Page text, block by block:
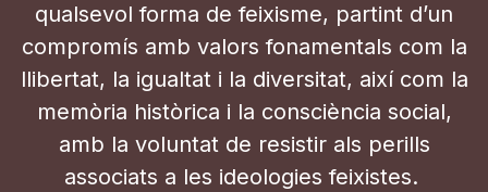
qualsevol forma de feixisme, partint d’un
compromís amb valors fonamentals com la
llibertat, la igualtat i la diversitat, així com la
memòria històrica i la consciència social,
amb la voluntat de resistir als perills
associats a les ideologies feixistes.